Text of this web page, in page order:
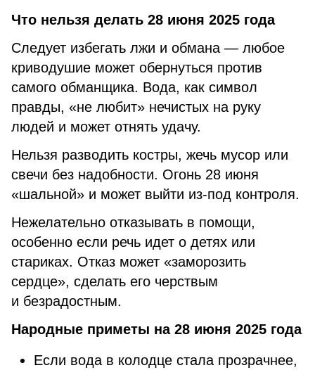
Что нельзя делать 28 июня 2025 года
Следует избегать лжи и обмана — любое
криводушие может обернуться против
самого обманщика. Вода, как символ
правды, «не любит» нечистых на руку
людей и может отнять удачу.
Нельзя разводить костры, жечь мусор или
свечи без надобности. Огонь 28 июня
«шальной» и может выйти из-под контроля.
Нежелательно отказывать в помощи,
особенно если речь идет о детях или
стариках. Отказ может «заморозить
сердце», сделать его черствым
и безрадостным.
Народные приметы на 28 июня 2025 года
Если вода в колодце стала прозрачнее,